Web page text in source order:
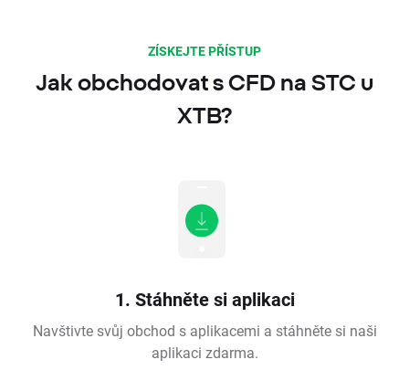
ZÍSKEJTE PŘÍSTUP
Jak obchodovat s CFD na STC u
XTB?
1. Stáhněte si aplikaci
Navštivte svůj obchod s aplikacemi a stáhněte si naši
aplikaci zdarma.